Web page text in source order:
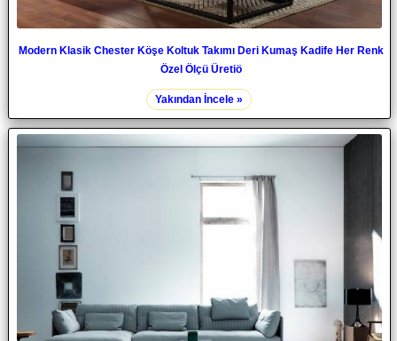
Modern Klasik Chester Köşe Koltuk Takımı Deri Kumaş Kadife Her Renk
Özel Ölçü Üretiö
Yakından İncele »